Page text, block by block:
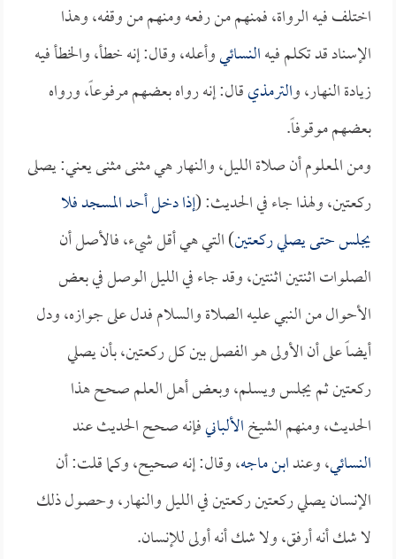
اختلف فيه الرواة، فمنهم من رفعه ومنهم من وقفه، وهذا
الإسناد قد تكلم فيهالنسائيوأعله، وقال: إنه خطأ، والخطأ فيه
زيادة النهار، والترمذيقال: إنه رواه بعضهم مرفوعاً، ورواه
بعضهم موقوفاً.
ومن المعلوم أن صلاة الليل، والنهار هي مثنى مثنى يعني: يصلى
ركعتين، ولهذا جاء في الحديث: (إذا دخل أحد المسجد فلا
يجلس حتى يصلي ركعتين) التي هي أقل شيء، فالأصل أن
الصلوات اثنتين اثنتين، وقد جاء في الليل الوصل في بعض
الأحوال من النبي عليه الصلاة والسلام فدل على جوازه، ودل
أيضاً على أن الأولى هو الفصل بين كل ركعتين، بأن يصلي
ركعتين ثم يجلس ويسلم، وبعض أهل العلم صحح هذا
الحديث، ومنهم الشيخالألبانيفإنه صحح الحديث عند
النسائي، وعندابن ماجه، وقال: إنه صحيح، وكما قلت: أن
الإنسان يصلي ركعتين ركعتين في الليل والنهار، وحصول ذلك
لا شك أنه أرفق، ولا شك أنه أولى للإنسان.